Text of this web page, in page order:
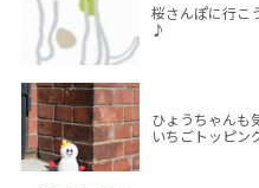
桜さんぽに行こ
♪
ひょうちゃんも
いちごトッピン